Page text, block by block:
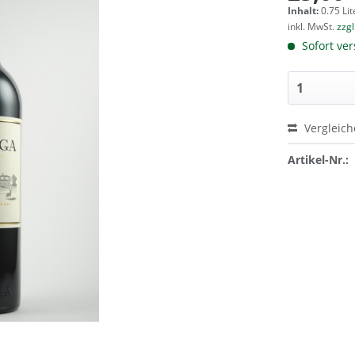
Inhalt:0.75
inkl. MwSt.
Sofort
Artikel-Nr.: